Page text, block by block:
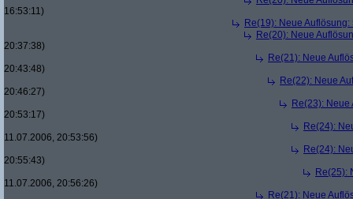
16:53:11)
Re(19): Neue
Re(20): Neue
20:37:38)
Re(21): Neue
20:43:48)
Re(22): Neue
20:46:27)
Re(23):
20:53:17)
Re(24):
11.07.2006, 20:53:56)
Re(24):
20:55:43)
Re(25):
11.07.2006, 20:56:26)
Re(21): Neue